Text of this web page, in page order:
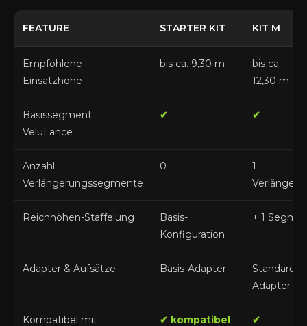
FEATURE STARTER KIT KIT M
Empfohlene
Einsatzhöhe
bis ca. 9,30 m
bis ca.
12,30 m
Basissegment
VeluLance
✔ ✔
Anzahl
Verlängerungssegmente
0
1
Reichhöhen-Staffelung
Basis-
Konfiguration
+ 1
Adapter & Aufsätze Basis-Adapter
Standard-
Adapter
Kompatibel mit
✔ kompatibel
✔